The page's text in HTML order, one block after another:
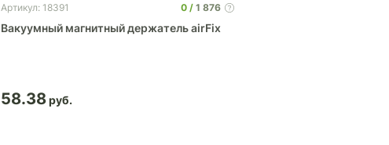
Артикул: 18391 0 1 876
Вакуумный магнитный держатель airFix
58.38